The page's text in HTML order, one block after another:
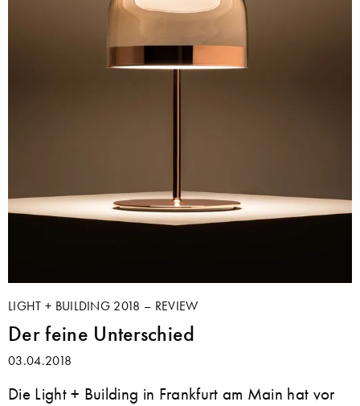
LIGHT + BUILDING 2018 – REVIEW
Der feine Unterschied
03.04.2018
Die Light + Building in Frankfurt am Main hat vor